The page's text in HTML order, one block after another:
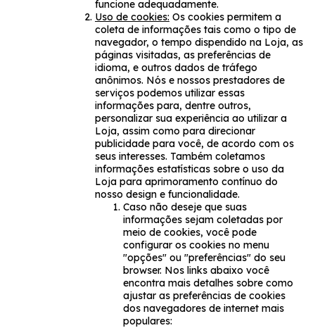
funcione adequadamente.
Uso de cookies: Os cookies permitem a
coleta de informações tais como o tipo de
navegador, o tempo dispendido na Loja, as
páginas visitadas, as preferências de
idioma, e outros dados de tráfego
anônimos. Nós e nossos prestadores de
serviços podemos utilizar essas
informações para, dentre outros,
personalizar sua experiência ao utilizar a
Loja, assim como para direcionar
publicidade para você, de acordo com os
seus interesses. Também coletamos
informações estatísticas sobre o uso da
Loja para aprimoramento contínuo do
nosso design e funcionalidade.
Caso não deseje que suas
informações sejam coletadas por
meio de cookies, você pode
configurar os cookies no menu
"opções" ou "preferências" do seu
browser. Nos links abaixo você
encontra mais detalhes sobre como
ajustar as preferências de cookies
dos navegadores de internet mais
populares: